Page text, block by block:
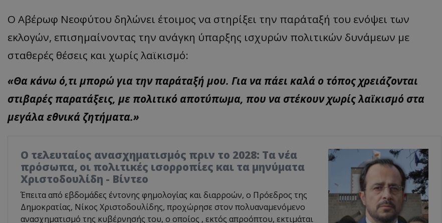
Ο Αβέρωφ Νεοφύτου δηλώνει έτοιμος να στηρίξει την παράταξή του ενόψει των
εκλογών, επισημαίνοντας την ανάγκη ύπαρξης ισχυρών πολιτικών δυνάμεων με
σταθερές θέσεις και χωρίς λαϊκισμό:
«Θα κάνω ό,τι μπορώ για την παράταξή μου. Για να πάει καλά ο τόπος χρειάζονται
στιβαρές παρατάξεις, με πολιτικό αποτύπωμα, που να στέκουν χωρίς λαϊκισμό στα
μεγάλα εθνικά ζητήματα.»
Ο τελευταίος ανασχηματισμός πριν το 2028: Τα νέα
πρόσωπα, οι πολιτικές ισορροπίες και τα μηνύματα
Χριστοδουλίδη - Βίντεο
Έπειτα από εβδομάδες έντονης φημολογίας και διαρροών, ο Πρόεδρος της
Δημοκρατίας, Νίκος Χριστοδουλίδης, προχώρησε στον πολυαναμενόμενο
ανασχηματισμό της κυβέρνησής του, ο οποίος , εκτός απροόπτου, εκτιμάται